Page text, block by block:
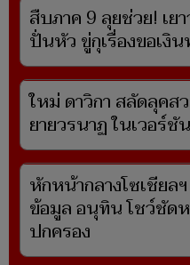
สืบภาค 9 ลุยช่วย! เย
ปั่นหัว ขู่กุเรื่องขอเงิ
ใหม่ ดาวิกา สลัดลุคส
ยายวรนาฏ ในเวอร์
หักหน้ากลางโซเชียล
ข้อมูล อนุทิน โชว์ชัด
ปกครอง